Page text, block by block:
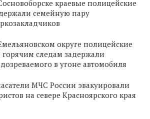
краевые полицейские
семейную пару
округе полицейские
горячим следам задержали
в угоне автомобиля
МЧС России эвакуировали
на севере Красноярского края